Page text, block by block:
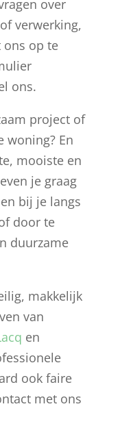
over
verwerking,
ons op te
ons.
project of
woning? En
mooiste en
je graag
bij je langs
door te
duurzame
makkelijk
van
en
ook faire
met ons